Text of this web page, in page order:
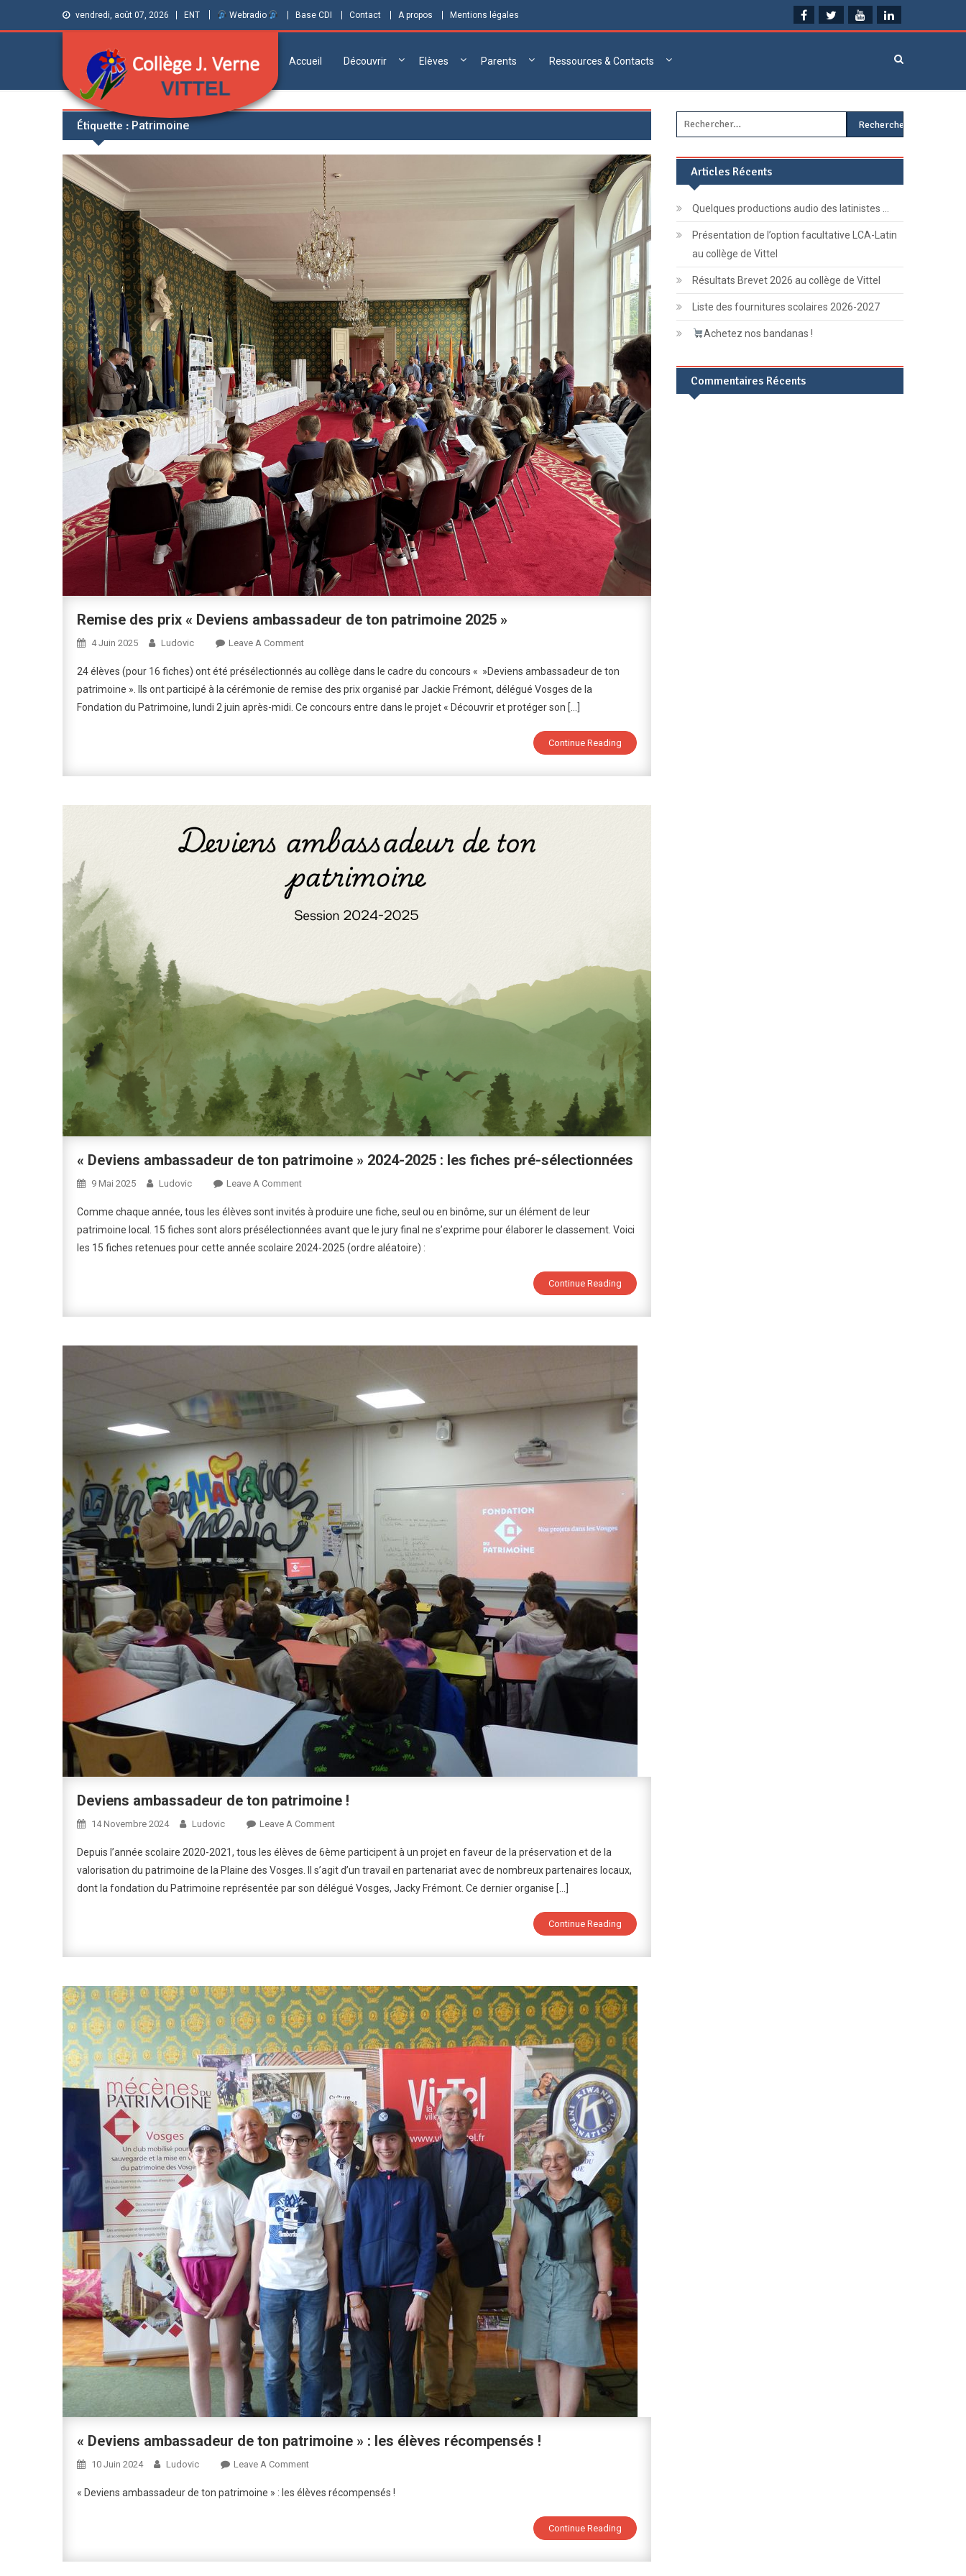
vendredi, août 07, 2026 ENT Webradio Base CDI Contact A propos Mentions légales
Collège Jules
Verne de Vittel
Informations et ressources pour élèves,
parents et personnels
Accueil Découvrir Elèves Parents Ressources & Contacts
Étiquette : Patrimoine
Remise des prix « Deviens ambassadeur de ton patrimoine 2025 »
4 Juin 2025 Ludovic Leave A CommentOn
Des
Prix
« Deviens
24 élèves (pour 16 fiches) ont été présélectionnés au collège dans le cadre du concours « »Deviens ambassadeur de ton
patrimoine ». Ils ont participé à la cérémonie de remise des prix organisé par Jackie Frémont, délégué Vosges de la
Fondation du Patrimoine, lundi 2 juin après-midi. Ce concours entre dans le projet « Découvrir et protéger son […]
Continue Reading
« Deviens ambassadeur de ton patrimoine » 2024-2025 : les fiches pré-sélectionnées
9 Mai 2025 Ludovic Leave A CommentOn
Ambassadeur
De
Ton
Fiches
Comme chaque année, tous les élèves sont invités à produire une fiche, seul ou en binôme, sur un élément de leur
patrimoine local. 15 fiches sont alors présélectionnées avant que le jury final ne s’exprime pour élaborer le classement. Voici
les 15 fiches retenues pour cette année scolaire 2024-2025 (ordre aléatoire) :
Continue Reading
Deviens ambassadeur de ton patrimoine !
14 Novembre 2024 Ludovic Leave A CommentOn
Ambassadeur
De
Ton
Depuis l’année scolaire 2020-2021, tous les élèves de 6ème participent à un projet en faveur de la préservation et de la
valorisation du patrimoine de la Plaine des Vosges. Il s’agit d’un travail en partenariat avec de nombreux partenaires locaux,
dont la fondation du Patrimoine représentée par son délégué Vosges, Jacky Frémont. Ce dernier organise […]
Continue Reading
« Deviens ambassadeur de ton patrimoine » : les élèves récompensés !
10 Juin 2024 Ludovic Leave A CommentOn
Ambassadeur
« Deviens ambassadeur de ton patrimoine » : les élèves récompensés !
Continue Reading
Rechercher :
Articles Récents
Quelques productions audio des latinistes …
Présentation de l’option facultative LCA-Latin
au collège de Vittel
Résultats Brevet 2026 au collège de Vittel
Liste des fournitures scolaires 2026-2027
Achetez nos bandanas !
Commentaires Récents